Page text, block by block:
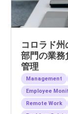
コロラド
部門の業務
管理
Management
Employee
Remote Work